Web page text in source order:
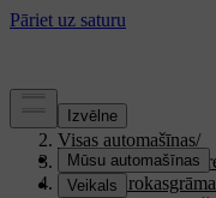
Atbalsts
Visas automašīnas/
XC40 Recharge
Lietotāja